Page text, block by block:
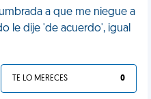
a que me niegue a
le dije 'de acuerdo', igual
TE LO MERECES 0